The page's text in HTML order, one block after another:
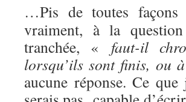
…Pis de toutes
vraiment, à la
tranchée, « faut-il
lorsqu’ils sont finis, ou
aucune réponse. Ce